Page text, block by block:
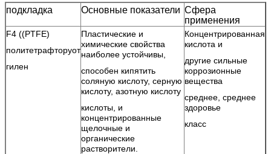
питание
Вид заявки Общий тип, водонепроницаемый
подкладка Основные показатели Сфера
применения
F4 ((PTFE)
политетрафторуот
гилен
Пластические и
химические свойства
наиболее устойчивы,
способен кипятить
соляную кислоту, серную
кислоту, азотную кислоту
кислоты, и
концентрированные
щелочные и
органические
растворители.
Концентрированная
кислота и
другие сильные
коррозионные
вещества
среднее, среднее
здоровье
класс